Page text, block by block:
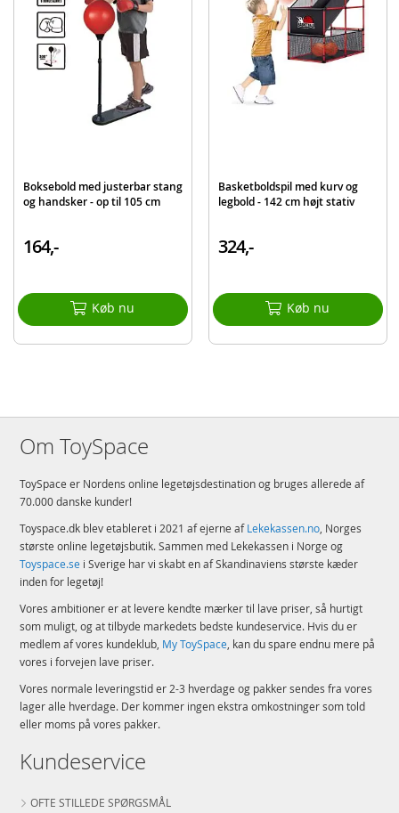
Bemærk: Hvis tasken skal fastgøres til loftet, kan det være nødvendigt med
en kæde eller lignende, så du kan sænke tasken til den korrekte boksehøjde
for barnet
Boksebold med justerbar stang
og handsker - op til 105 cm
164,-
Køb nu
Basketboldspil med kurv og
legbold - 142 cm højt stativ
324,-
Køb nu
Om ToySpace
ToySpace er Nordens online legetøjsdestination og bruges allerede af
70.000 danske kunder!
Toyspace.dk blev etableret i 2021 af ejerne afLekekassen.no, Norges
største online legetøjsbutik. Sammen med Lekekassen i Norge og
Toyspace.se i Sverige har vi skabt en af Skandinaviens største kæder
inden for legetøj!
Vores ambitioner er at levere kendte mærker til lave priser, så hurtigt
som muligt, og at tilbyde markedets bedste kundeservice. Hvis du er
medlem af vores kundeklub, My ToySpace, kan du spare endnu mere på
vores i forvejen lave priser.
Vores normale leveringstid er 2-3 hverdage og pakker sendes fra vores
lager alle hverdage. Der kommer ingen ekstra omkostninger som told
eller moms på vores pakker.
Kundeservice
OFTE STILLEDE SPØRGSMÅL